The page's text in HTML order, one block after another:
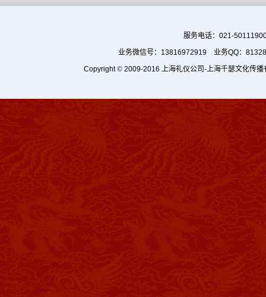
服务电话：021-
业务微信号：13816972919 业务QQ：
Copyright©2009-2016 上海礼仪公司 -上海千瑟文化传